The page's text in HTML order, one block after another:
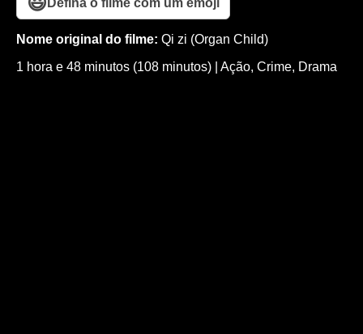
Nome original do filme: Qi zi (Organ Child)
1 hora e 48 minutos (108 minutos)
Ação, Crime, Drama